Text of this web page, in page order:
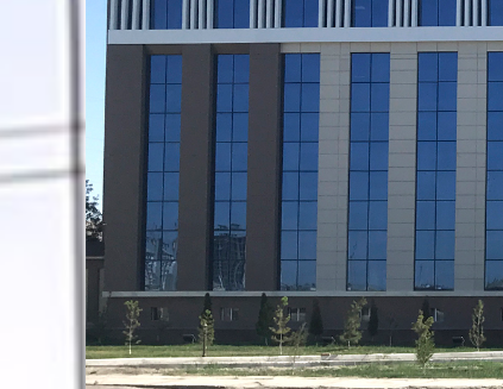
Предприятие
Территориальных
Электрических
сетей"